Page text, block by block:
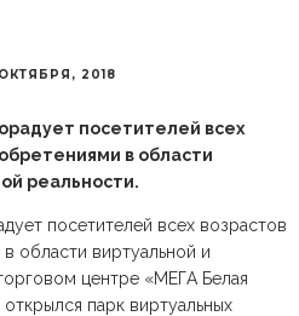
2018
посетителей всех
в области
реальности.
посетителей всех возрастов
области виртуальной и
центре «МЕГА Белая
парк виртуальных